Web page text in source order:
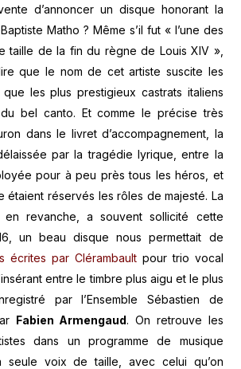
d’annoncer un disque honorant la
Matho ? Même s’il fut « l’une des
taille de la fin du règne de Louis XIV »,
que le nom de cet artiste suscite les
que les plus prestigieux castrats italiens
bel canto. Et comme le précise très
dans le livret d’accompagnement, la
par la tragédie lyrique, entre la
pour à peu près tous les héros, et
étaient réservés les rôles de majesté. La
en revanche, a souvent sollicité cette
un beau disque nous permettait de
écrites par Clérambaultpour trio vocal
entre le timbre plus aigu et le plus
par l’Ensemble Sébastien de
Fabien Armengaud. On retrouve les
dans un programme de musique
seule voix de taille, avec celui qu’on